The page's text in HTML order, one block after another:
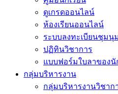
ดูเกรดออนไลน์
ห้องเรียนออนไลน์
ระบบลงทะเบียนชุมนุม
ปฏิทินวิชาการ
แบบฟอร์มใบลาของนั
กลุ่มบริหารงาน
กลุ่มบริหารงานวิชาก